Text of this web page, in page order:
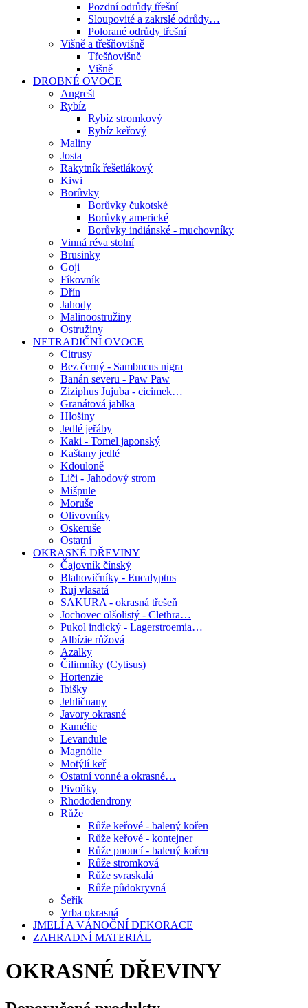
Pozdní odrůdy třešní
Sloupovité a zakrslé odrůdy…
Polorané odrůdy třešní
Višně a třešňovišně
Třešňovišně
Višně
DROBNÉ OVOCE
Angrešt
Rybíz
Rybíz stromkový
Rybíz keřový
Maliny
Josta
Rakytník řešetlákový
Kiwi
Borůvky
Borůvky čukotské
Borůvky americké
Borůvky indiánské - muchovníky
Vinná réva stolní
Brusinky
Goji
Fíkovník
Dřín
Jahody
Malinoostružiny
Ostružiny
NETRADIČNÍ OVOCE
Citrusy
Bez černý - Sambucus nigra
Banán severu - Paw Paw
Ziziphus Jujuba - cicimek…
Granátová jablka
Hlošiny
Jedlé jeřáby
Kaki - Tomel japonský
Kaštany jedlé
Kdouloně
Liči - Jahodový strom
Mišpule
Moruše
Olivovníky
Oskeruše
Ostatní
OKRASNÉ DŘEVINY
Čajovník čínský
Blahovičníky - Eucalyptus
Ruj vlasatá
SAKURA - okrasná třešeň
Jochovec olšolistý - Clethra…
Pukol indický - Lagerstroemia…
Albízie růžová
Azalky
Čilimníky (Cytisus)
Hortenzie
Ibišky
Jehličnany
Javory okrasné
Kamélie
Levandule
Magnólie
Motýlí keř
Ostatní vonné a okrasné…
Pivoňky
Rhododendrony
Růže
Růže keřové - balený kořen
Růže keřové - kontejner
Růže pnoucí - balený kořen
Růže stromková
Růže svraskalá
Růže půdokryvná
Šeřík
Vrba okrasná
JMELÍ A VÁNOČNÍ DEKORACE
ZAHRADNÍ MATERIÁL
OKRASNÉ DŘEVINY